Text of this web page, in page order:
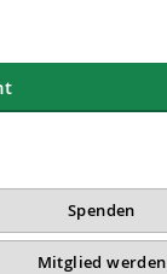
Spenden
Mitglied werden